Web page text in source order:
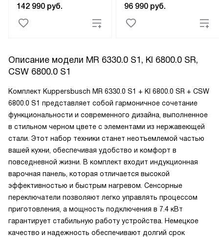
142 990 руб. 96 990 руб.
Описание модели MR 6330.0 S1, KI 6800.0 SR,
CSW 6800.0 S1
Комплект Kuppersbusch MR 6330.0 S1 + KI 6800.0 SR + CSW
6800.0 S1 представляет собой гармоничное сочетание
функциональности и современного дизайна, выполненное
в стильном черном цвете с элементами из нержавеющей
стали. Этот набор техники станет неотъемлемой частью
вашей кухни, обеспечивая удобство и комфорт в
повседневной жизни. В комплект входит индукционная
варочная панель, которая отличается высокой
эффективностью и быстрым нагревом. Сенсорные
переключатели позволяют легко управлять процессом
приготовления, а мощность подключения в 7.4 кВт
гарантирует стабильную работу устройства. Немецкое
качество и надежность обеспечивают долгий срок